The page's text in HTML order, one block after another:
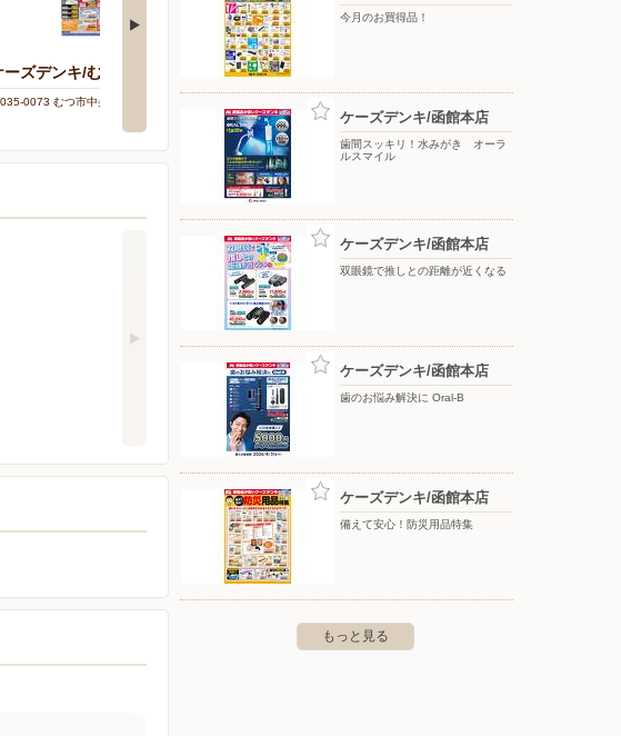
ーズデンキ/むつ店
0073 むつ市中央1-6-8
ケーズデンキ/伊達インター店
〒052-0012 伊達市松ヶ枝町9-98
今月のお買得品！
ケーズデンキ/函館本店
歯間スッキリ！水みがき オーラ
ルスマイル
ケーズデンキ/函館本店
双眼鏡で推しとの距離が近くなる
ケーズデンキ/函館本店
歯のお悩み解決に Oral-B
ケーズデンキ/函館本店
備えて安心！防災用品特集
もっと見る